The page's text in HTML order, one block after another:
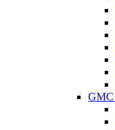
GMC